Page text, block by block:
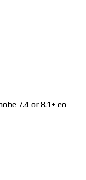
7.4 or 8.1+ eo